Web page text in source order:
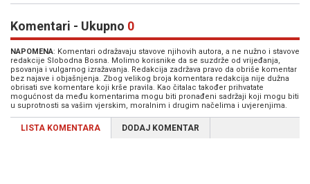
Komentari - Ukupno 0
NAPOMENA: Komentari odražavaju stavove njihovih autora, a ne nužno i stavove
redakcije Slobodna Bosna. Molimo korisnike da se suzdrže od vrijeđanja,
psovanja i vulgarnog izražavanja. Redakcija zadržava pravo da obriše komentar
bez najave i objašnjenja. Zbog velikog broja komentara redakcija nije dužna
obrisati sve komentare koji krše pravila. Kao čitalac također prihvatate
mogućnost da među komentarima mogu biti pronađeni sadržaji koji mogu biti
u suprotnosti sa vašim vjerskim, moralnim i drugim načelima i uvjerenjima.
LISTA KOMENTARA DODAJ KOMENTAR